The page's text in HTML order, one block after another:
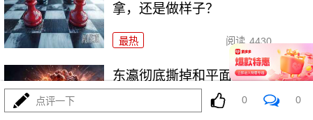
拿，还是做样子？
最热 阅读 4430
东瀛彻底撕掉和平面具，公然发
点评一下 0 0